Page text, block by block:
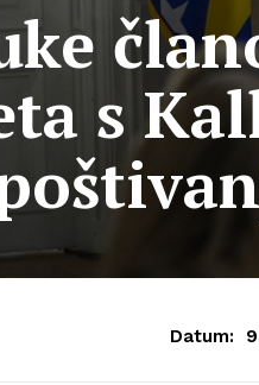
s
Datum: